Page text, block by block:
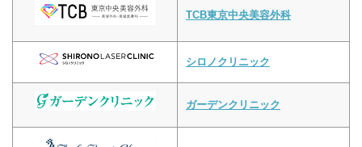
TCB東京中央美容外科
シロノクリニック
ガーデンクリニック